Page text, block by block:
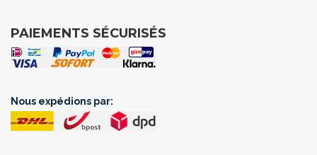
PAIEMENTS SÉCURISÉS
Nous expédions par: